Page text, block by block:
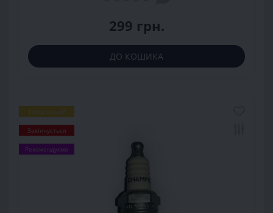
299 грн.
ДО КОШИКА
Популярний
Закінчується
Рекомендуємо